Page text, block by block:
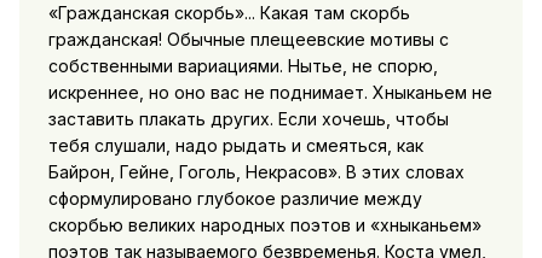
«Гражданская скорбь»... Какая там скорбь
гражданская! Обычные плещеевские мотивы с
собственными вариациями. Нытье, не спорю,
искреннее, но оно вас не поднимает. Хныканьем не
заставить плакать других. Если хочешь, чтобы
тебя слушали, надо рыдать и смеяться, как
Байрон, Гейне, Гоголь, Некрасов». В этих словах
сформулировано глубокое различие между
скорбью великих народных поэтов и «хныканьем»
поэтов так называемого безвременья. Коста умел,